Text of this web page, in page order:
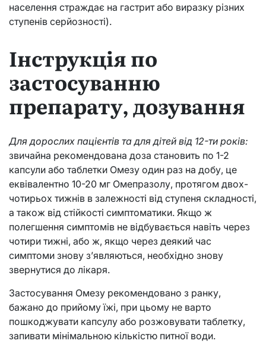
населення страждає на гастрит або виразку різних
ступенів серйозності).
Інструкція по
застосуванню
препарату, дозування
Для дорослих пацієнтів та для дітей від 12-ти років:
звичайна рекомендована доза становить по 1-2
капсули або таблетки Омезу один раз на добу, це
еквівалентно 10-20 мг Омепразолу, протягом двох-
чотирьох тижнів в залежності від ступеня складності,
а також від стійкості симптоматики. Якщо ж
полегшення симптомів не відбувається навіть через
чотири тижні, або ж, якщо через деякий час
симптоми знову з’являються, необхідно знову
звернутися до лікаря.
Застосування Омезу рекомендовано з ранку,
бажано до прийому їжі, при цьому не варто
пошкоджувати капсулу або розжовувати таблетку,
запивати мінімальною кількістю питної води.